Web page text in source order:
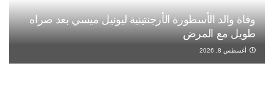
وفاة والد الأسطورة الأرجنتينية ليونيل ميسي بعد صراه
طويل مع المرض
أغسطس 8, 2026